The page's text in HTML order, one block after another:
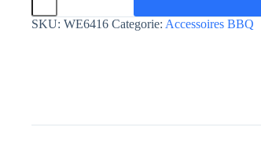
Lekbakjes
Groot
SKU: WE6416 Categorie: Accessoires BBQ